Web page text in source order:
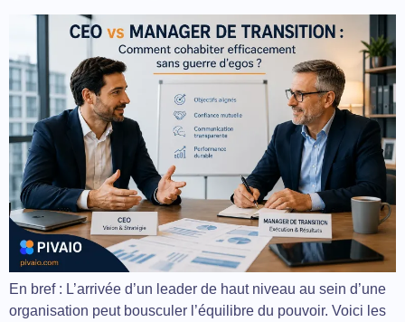
En bref : L’arrivée d’un leader de haut niveau au sein d’une
organisation peut bousculer l’équilibre du pouvoir. Voici les